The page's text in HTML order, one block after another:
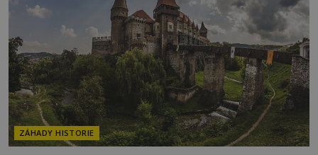
také dodnes nevysvětlených pozorování a
nadpřirozených záži
ZÁHADY HISTORIE